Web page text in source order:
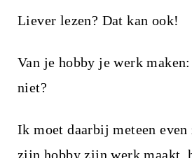
Liever lezen? Dat kan ook!
Van je hobby je werk
niet?
Ik moet daarbij meteen even
zijn hobby zijn werk maakt,